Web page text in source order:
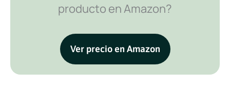
producto en Amazon?
Ver precio en Amazon